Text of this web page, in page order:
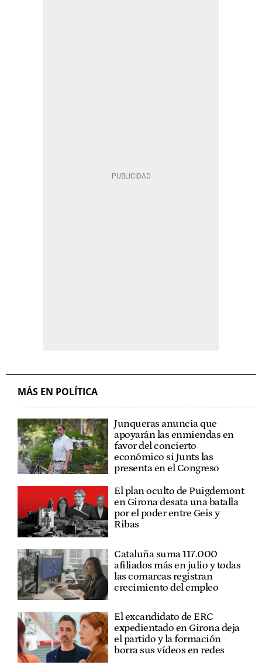
MÁS EN POLÍTICA
Junqueras anuncia que
apoyarán las enmiendas en
favor del concierto
económico si Junts las
presenta en el Congreso
El plan oculto de Puigdemont
en Girona desata una batalla
por el poder entre Geis y
Ribas
Cataluña suma 117.000
afiliados más en julio y todas
las comarcas registran
crecimiento del empleo
El excandidato de ERC
expedientado en Girona deja
el partido y la formación
borra sus vídeos en redes